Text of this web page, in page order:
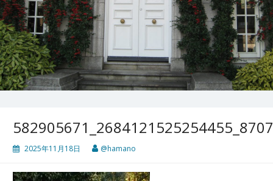
2025年11月18日 @hamano